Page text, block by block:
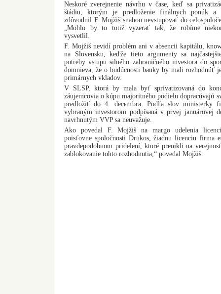
Neskoré zverejnenie návrhu v čase, keď sa
štádiu, ktorým je predloženie finálnych ponúk a
zdôvodnil F. Mojžiš snahou nevstupovať do
„Mohlo by to totiž vyzerať tak, že robíme
vysvetlil.
F. Mojžiš nevidí problém ani v absencii kapitálu,
na Slovensku, keďže tieto argumenty sa
potreby vstupu silného zahraničného investora do
domnieva, že o budúcnosti banky by mali rozhodnúť
primárnych vkladov.
V SLSP, ktorá by mala byť sprivatizovaná do
záujemcovia o kúpu majoritného podielu dopracúvajú
predložiť do 4. decembra. Podľa slov ministerky
vybraným investorom podpísaná v prvej januárovej
navrhnutým VVP sa neuvažuje.
Ako povedal F. Mojžiš na margo udelenia
poisťovne spoločnosti Drukos, žiadnu licenciu firma
pravdepodobnom pridelení, ktoré prenikli na
zablokovanie tohto rozhodnutia,“ povedal Mojžiš.